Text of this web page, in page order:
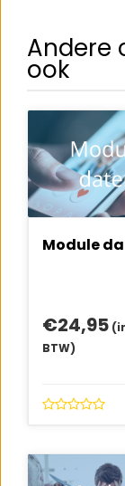
Andere
ook
Module
€24,95
BTW)